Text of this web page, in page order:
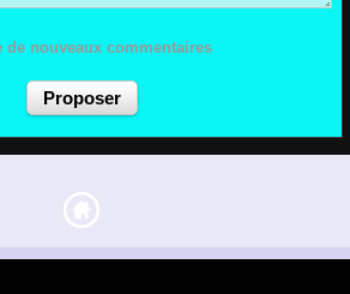
de nouveaux commentaires